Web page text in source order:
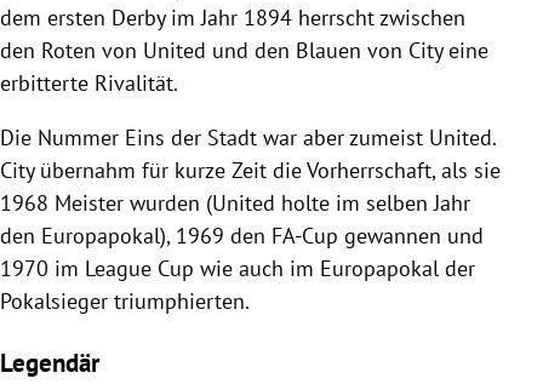
dem ersten Derby im Jahr 1894 herrscht zwischen
den Roten von United und den Blauen von City eine
erbitterte Rivalität.
Die Nummer Eins der Stadt war aber zumeist United.
City übernahm für kurze Zeit die Vorherrschaft, als sie
1968 Meister wurden (United holte im selben Jahr
den Europapokal), 1969 den FA-Cup gewannen und
1970 im League Cup wie auch im Europapokal der
Pokalsieger triumphierten.
Legendär